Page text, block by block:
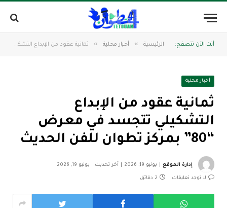
أنت الآن تتصفح: الرئيسية » أخبار محلية » ثمانية عقود من الإبداع التشكيلي تتجسد في معرض “80” بمركز تطوان للفن الحديث
أخبار محلية
ثمانية عقود من الإبداع
التشكيلي تتجسد في معرض
“80” بمركز تطوان للفن الحديث
إدارة الموقع يونيو 19, 2026 آخر تحديث: يونيو 19, 2026
لا توجد تعليقات 2 دقائق